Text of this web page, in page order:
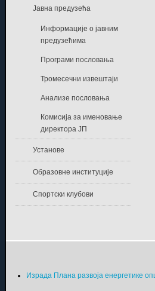
Јавна предузећа
Информације о јавним
предузећима
Програми пословања
Тромесечни извештаји
Анализе пословања
Комисија за именовање
директора ЈП
Установе
Образовне институције
Спортски клубови
Израда Плана развоја енергетике